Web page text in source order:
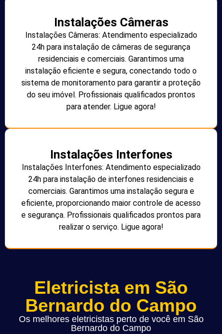
Instalações Câmeras
Instalações Câmeras: Atendimento especializado
24h para instalação de câmeras de segurança
residenciais e comerciais. Garantimos uma
instalação eficiente e segura, conectando todo o
sistema de monitoramento para garantir a proteção
do seu imóvel. Profissionais qualificados prontos
para atender. Ligue agora!
Instalações Interfones
Instalações Interfones: Atendimento especializado
24h para instalação de interfones residenciais e
comerciais. Garantimos uma instalação segura e
eficiente, proporcionando maior controle de acesso
e segurança. Profissionais qualificados prontos para
realizar o serviço. Ligue agora!
Eletricista em São
Bernardo do Campo
Os melhores eletricistas perto de você em São
Bernardo do Campo